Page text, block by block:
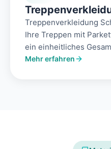
Treppenverkleidung
Ihre Treppen mit
ein einheitliches
Mehr erfahren